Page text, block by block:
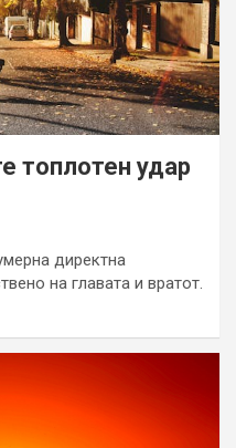
топлотен удар
директна
на главата и вратот.